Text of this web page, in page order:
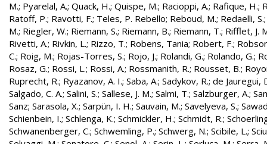
M.; Pyarelal, A.; Quack, H.; Quispe, M.; Racioppi, A.; Rafique, H.;
Ratoff, P.; Ravotti, F.; Teles, P. Rebello; Reboud, M.; Redaelli, S.
M.; Riegler, W.; Riemann, S.; Riemann, B.; Riemann, T.; Rifflet, J.
Rivetti, A.; Rivkin, L.; Rizzo, T.; Robens, Tania; Robert, F.;
C.; Roig, M.; Rojas-Torres, S.; Rojo, J.; Rolandi, G.; Rolando, G.;
Rosaz, G.; Rossi, L.; Rossi, A.; Rossmanith, R.; Rousset, B.;
Ruprecht, R.; Ryazanov, A. I.; Saba, A.; Sadykov, R.; de Jauregui,
Salgado, C. A.; Salini, S.; Sallese, J. M.; Salmi, T.; Salzburger, A.;
Sanz; Sarasola, X.; Sarpün, I. H.; Sauvain, M.; Savelyeva, S.;
Schienbein, I.; Schlenga, K.; Schmickler, H.; Schmidt, R.;
Schwanenberger, C.; Schwemling, P.; Schwerg, N.; Scibile, L.;